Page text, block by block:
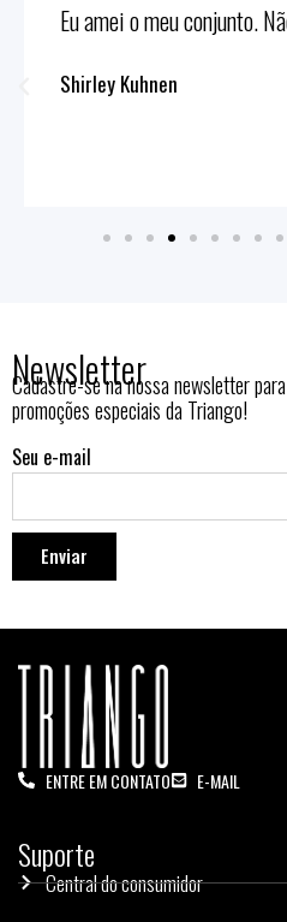
Eu amei o meu conjunto.
Shirley Kuhnen
Newsletter
Cadastre-se na nossa newsletter
promoções especiais da Triango!
Seu e-mail
Enviar
ENTRE EM CONTATO E-MAIL
Suporte
Central do consumidor